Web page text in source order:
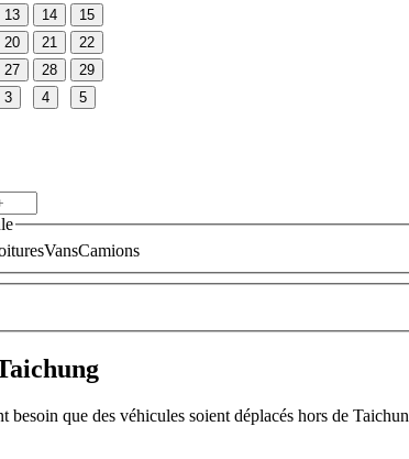
13 14
15
20 21
22
27 28
29
3 4 5
VansCamions
besoin que des véhicules soient déplacés hors de